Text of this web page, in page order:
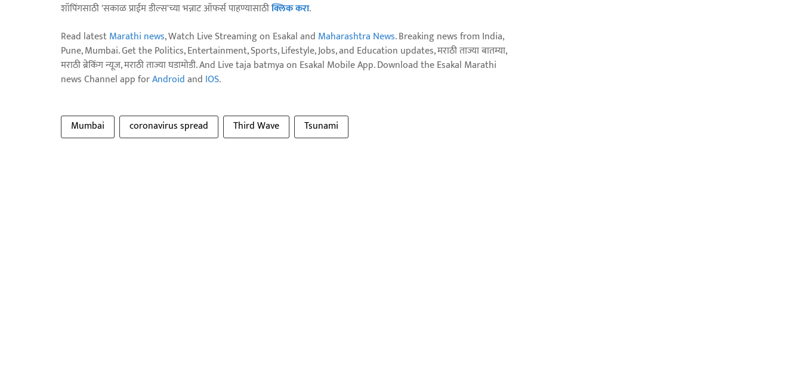
शॉपिंगसाठी 'सकाळ प्राईम डील्स'च्या भन्नाट ऑफर्स पाहण्यासाठीक्लिक करा.
Read latestMarathi news, Watch Live Streaming on Esakal and Maharashtra News. Breaking news from India,
Pune, Mumbai. Get the Politics, Entertainment, Sports, Lifestyle, Jobs, and Education updates, मराठी ताज्या बातम्या,
मराठी ब्रेकिंग न्यूज, मराठी ताज्या घडामोडी. And Live taja batmya on Esakal Mobile App. Download the Esakal Marathi
news Channel app forAndroidand IOS.
Mumbai coronavirus spread Third Wave Tsunami